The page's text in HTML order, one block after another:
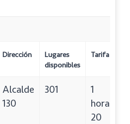
Dirección
Lugares
disponibles
Tarifa
Alcalde
130
301
1
hora:
20